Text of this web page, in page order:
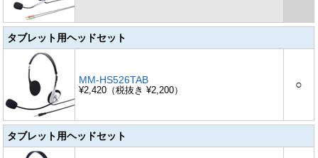
タブレット用ヘッドセット
MM-HS526TAB
¥2,420（税抜き ¥2,200） ○
タブレット用ヘッドセット